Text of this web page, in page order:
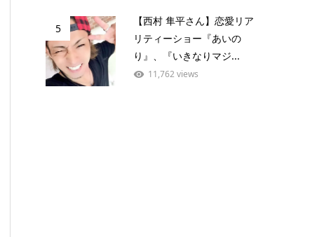
5
【西村 隼平さん】恋愛リア
リティーショー『あいの
り』、『いきなりマジ...
11,762 views